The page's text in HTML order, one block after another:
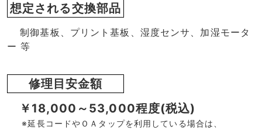
想定される交換部品
制御基板、プリント基板、湿度センサ、加湿モータ
ー 等
修理目安金額
￥18,000～53,000程度(税込)
※延長コードやＯＡタップを利用している場合は、